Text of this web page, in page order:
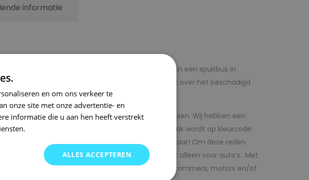
informatie
je auto behandel je nu zelf voordelig met autolak in een spuitbus in
Repair Systems. U dient op voorhand de blanke lak over het beschadigd
beter hecht.
het gaat om hoge kwaliteit autolak spuitbussen. Wij hebben een
kleurencombinaties in ons arsenaal. De autolak wordt op kleurcode
met professionele verf. Direct uit voorraad leverbaar! Om deze reden
kleur voor uw auto bij SRS kunt vinden. Maar niet alleen voor auto’s.. Met
bij ons ook terecht voor bedrijfswagens, scooters, brommers, motors en/of
en om ons verkeer te
onze site met onze advertentie- en
informatie die u aan hen heeft verstrekt
ALLES ACCEPTEREN